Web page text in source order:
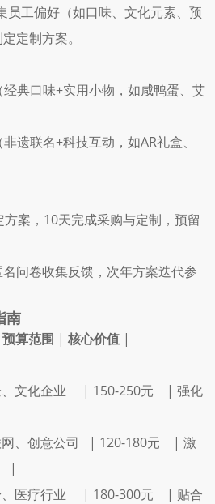
员工偏好（如口味、文化元素、预
定制方案。
经典口味+实用小物，如咸鸭蛋、艾
遗联名+科技互动，如AR礼盒、
方案，10天完成采购与定制，预留
问卷收集反馈，次年方案迭代参
南
预算范围 | 核心价值 |
文化企业     | 150-250元    | 强化
、创意公司   | 120-180元    | 激
|
医疗行业     | 180-300元    | 贴合